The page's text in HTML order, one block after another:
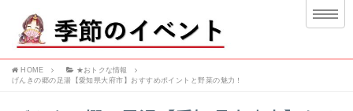
HOME
★おトクな情報
げんきの郷の足湯【愛知県大府市】おすすめポイントと野菜の魅力！